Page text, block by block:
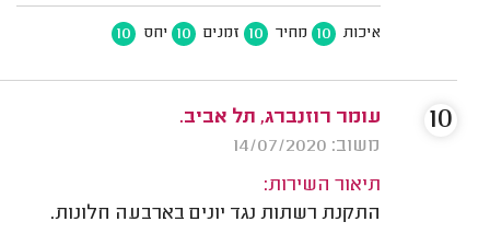
איכות 10 מחיר 10 זמנים 10 יחס 10
עומר רוזנברג, תל אביב.
משוב: 14/07/2020
תיאור השירות:
התקנת רשתות נגד יונים בארבעה חלונות.
10